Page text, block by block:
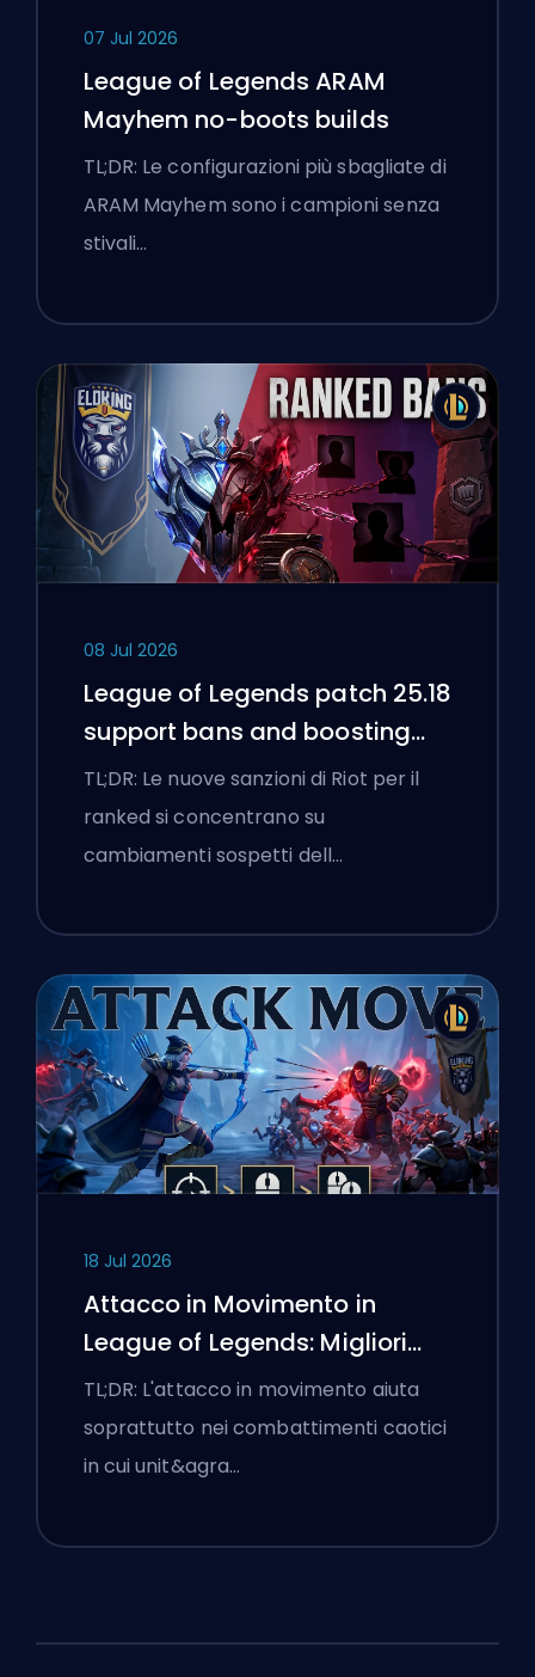
07 Jul 2026
League of Legends ARAM
Mayhem no-boots builds
TL;DR: Le configurazioni più sbagliate di
ARAM Mayhem sono i campioni senza
stivali…
08 Jul 2026
League of Legends patch 25.18
support bans and boosting
flags
TL;DR: Le nuove sanzioni di Riot per il
ranked si concentrano su
cambiamenti sospetti dell…
18 Jul 2026
Attacco in Movimento in
League of Legends: Migliori
Impostazioni
TL;DR: L'attacco in movimento aiuta
soprattutto nei combattimenti caotici
in cui unit&agra…